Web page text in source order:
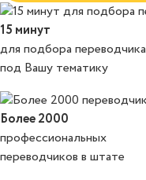
15 минут
для подбора переводчика
под Вашу тематику
Более 2000
профессиональных
переводчиков в штате